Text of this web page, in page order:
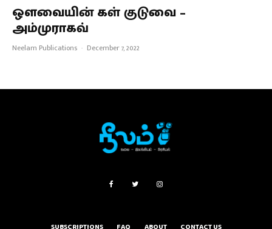
ஒளவையின் கள் குடுவை –
அம்முராகவ்
Neelam Publications · December 7, 2022